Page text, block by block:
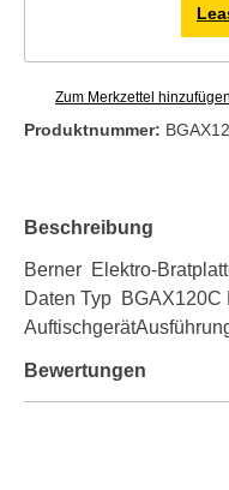
Zum Merkzettel hinzufügen
Produktnummer:
Beschreibung
Berner Elektro-
Daten Typ BGAX120C
Bewertungen